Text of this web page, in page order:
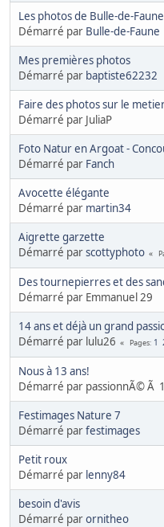
Les photos de Bulle-de-Faune
Démarré par Bulle-de-Faune
Mes premières photos
Démarré par baptiste62232
Faire des photos sur le
Démarré par JuliaP
Foto Natur en Argoat -
Démarré par Fanch
Avocette élégante
Démarré par martin34
Aigrette garzette
Démarré parscottyphoto
Des tournepierres et des
Démarré par Emmanuel 29
14 ans et déjà un grand
Démarré par lulu26
Pages 1
Nous à 13 ans!
Démarré par passionnÃ© Ã
Festimages Nature 7
Démarré parfestimages
Petit roux
Démarré par lenny84
besoin d'avis
Démarré parornitheo